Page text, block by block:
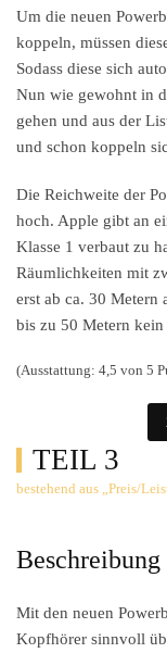
Um die neuen
koppeln, müssen
Sodass diese sich
Nun wie gewohnt in
gehen und aus der
und schon koppeln
Die Reichweite der
hoch. Apple gibt an
Klasse 1 verbaut zu
Räumlichkeiten mit
erst ab ca. 30 Metern
bis zu 50 Metern kein
(Ausstattung: 4,5 von 5
TEIL 3
bestehend aus „Preis/
Beschreibung
Mit den neuen
Kopfhörer sinnvoll